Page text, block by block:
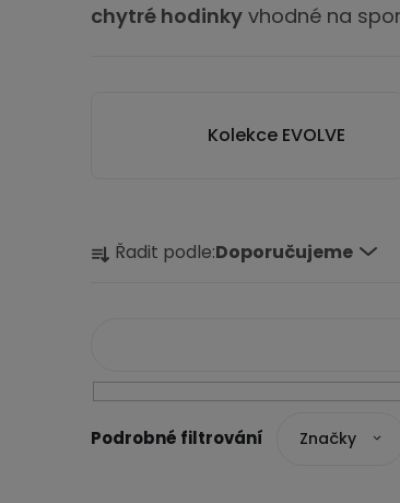
chytré hodinky vhodné na
Kolekce EVOLVE
Ř
a
n
p
Řadit podle:Doporučujeme
1290Kč 2490Kč
Značky